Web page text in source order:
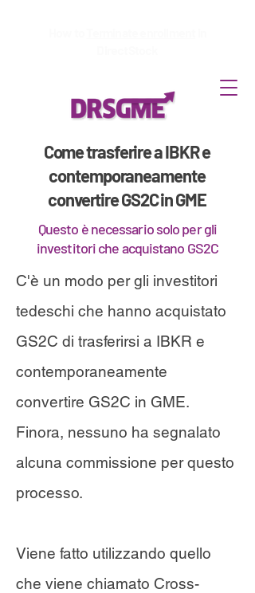
Come trasferire a IBKR e
contemporaneamente
convertire GS2C in GME
Questo è necessario solo per gli
investitori che acquistano GS2C
C'è un modo per gli investitori
tedeschi che hanno acquistato
GS2C di trasferirsi a IBKR e
contemporaneamente
convertire GS2C in GME.
Finora, nessuno ha segnalato
alcuna commissione per questo
processo.
Viene fatto utilizzando quello
che viene chiamato Cross-